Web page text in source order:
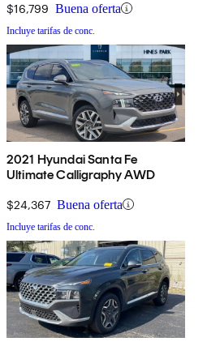
$16,799 Buena oferta
Incluye tarifas de conc.
2021 Hyundai Santa Fe
Ultimate Calligraphy AWD
$24,367 Buena oferta
Incluye tarifas de conc.